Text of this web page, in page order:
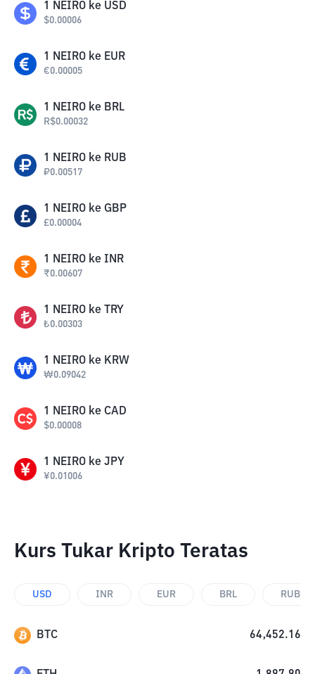
1 NEIRO ke USD
$0.00006
1 NEIRO ke EUR
€0.00005
1 NEIRO ke BRL
R$0.00032
1 NEIRO ke RUB
₽0.00517
1 NEIRO ke GBP
£0.00004
1 NEIRO ke INR
₹0.00607
1 NEIRO ke TRY
₺0.00303
1 NEIRO ke KRW
₩0.09042
1 NEIRO ke CAD
$0.00008
1 NEIRO ke JPY
¥0.01006
Kurs Tukar Kripto Teratas
USD INR EUR BRL RUB
BTC 64,452.16